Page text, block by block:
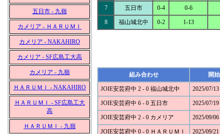
五日市 - 九嶺
カメリア - ＨＡＲＵＭＩ
カメリア - NAKAHIRO
カメリア - SF広島工大高
カメリア - 九嶺
ＨＡＲＵＭＩ - NAKAHIRO
ＨＡＲＵＭＩ - SF広島工大
高
ＨＡＲＵＭＩ - 九嶺
7 五日市 0-4 0-6
8 福山城北中 0-2 1-13
組み合わせ 開
JOIE安芸府中 2 - 0 福山城北中 2025/07/13
JOIE安芸府中 6 - 0 五日市 2025/07/19
JOIE安芸府中 2 - 0 カメリア 2025/09/06
JOIE安芸府中 0 - 0 ＨＡＲＵＭＩ 2025/09/21